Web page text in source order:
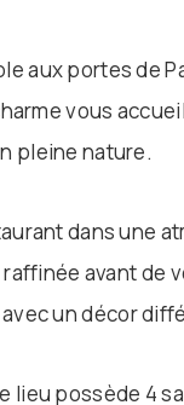
aux portes de
vous
pleine nature.
dans une
avant de
un décor
lieu possède 4